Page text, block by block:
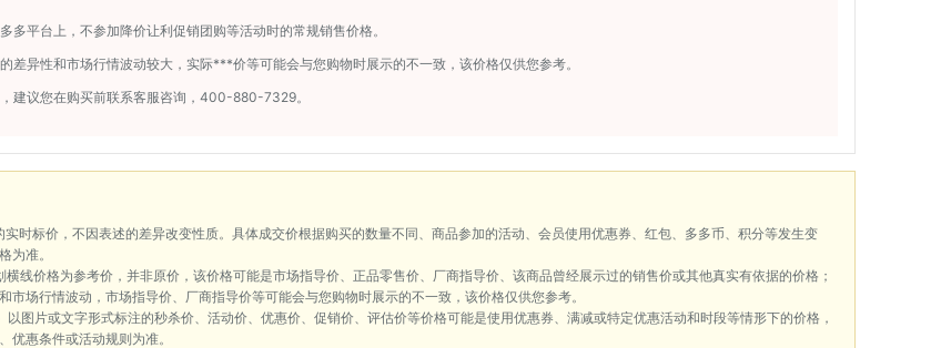
多平台上，不参加降价让利促销团购等活动时的常规销售价格。
差异性和市场行情波动较大，实际***价等可能会与您购物时展示的不一致，该价格仅供您参考。
建议您在购买前联系客服咨询，400-880-7329。
实时标价，不因表述的差异改变性质。具体成交价根据购买的数量不同、商品参加的活动、会员使用优惠券、红包、多多币、积分等发生变
为准。
横线价格为参考价，并非原价，该价格可能是市场指导价、正品零售价、厂商指导价、该商品曾经展示过的销售价或其他真实有依据的价格；
市场行情波动，市场指导价、厂商指导价等可能会与您购物时展示的不一致，该价格仅供您参考。
以图片或文字形式标注的秒杀价、活动价、优惠价、促销价、评估价等价格可能是使用优惠券、满减或特定优惠活动和时段等情形下的价格，
优惠条件或活动规则为准。